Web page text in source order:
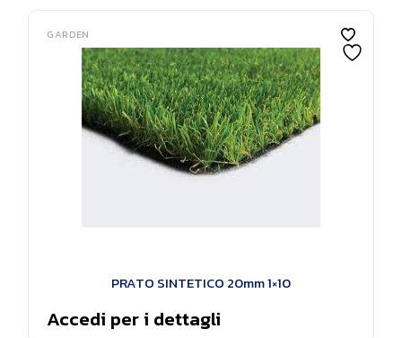
GARDEN
PRATO SINTETICO 20mm 1×10
Accedi per i dettagli